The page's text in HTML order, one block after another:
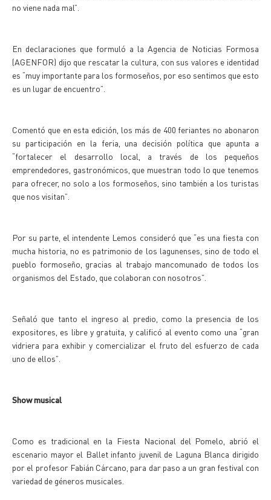
no viene nada mal”.
En declaraciones que formuló a la Agencia de Noticias Formosa
(AGENFOR) dijo que rescatar la cultura, con sus valores e identidad
es “muy importante para los formoseños, por eso sentimos que esto
es un lugar de encuentro”.
Comentó que en esta edición, los más de 400 feriantes no abonaron
su participación en la feria, una decisión política que apunta a
“fortalecer el desarrollo local, a través de los pequeños
emprendedores, gastronómicos, que muestran todo lo que tenemos
para ofrecer, no solo a los formoseños, sino también a los turistas
que nos visitan”.
Por su parte, el intendente Lemos consideró que “es una fiesta con
mucha historia, no es patrimonio de los lagunenses, sino de todo el
pueblo formoseño, gracias al trabajo mancomunado de todos los
organismos del Estado, que colaboran con nosotros”.
Señaló que tanto el ingreso al predio, como la presencia de los
expositores, es libre y gratuita, y calificó al evento como una “gran
vidriera para exhibir y comercializar el fruto del esfuerzo de cada
uno de ellos”.
Show musical
Como es tradicional en la Fiesta Nacional del Pomelo, abrió el
escenario mayor el Ballet infanto juvenil de Laguna Blanca dirigido
por el profesor Fabián Cárcano, para dar paso a un gran festival con
variedad de géneros musicales.